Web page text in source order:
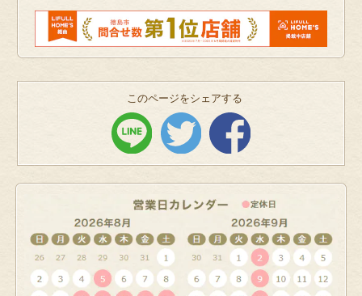
このページをシェアする